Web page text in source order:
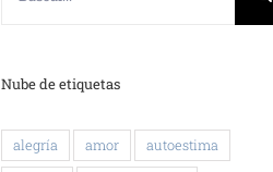
Nube de etiquetas
alegría amor autoestima